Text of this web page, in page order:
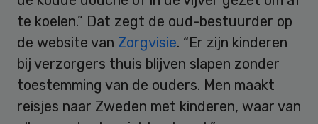
te koelen.” Dat zegt de oud-bestuurder op
de website van Zorgvisie. “Er zijn kinderen
bij verzorgers thuis blijven slapen zonder
toestemming van de ouders. Men maakt
reisjes naar Zweden met kinderen, waar van